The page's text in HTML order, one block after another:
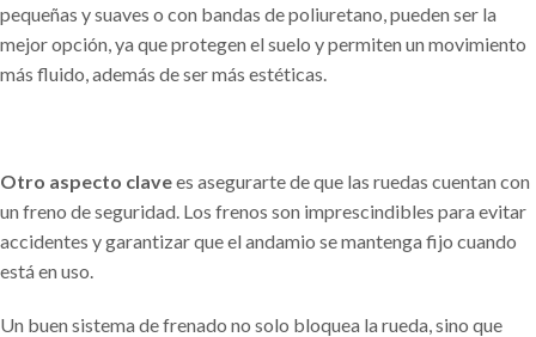
pequeñas y suaves o con bandas de poliuretano, pueden ser la
mejor opción, ya que protegen el suelo y permiten un movimiento
más fluido, además de ser más estéticas.
Otro aspecto clavees asegurarte de que las ruedas cuentan con
un freno de seguridad. Los frenos son imprescindibles para evitar
accidentes y garantizar que el andamio se mantenga fijo cuando
está en uso.
Un buen sistema de frenado no solo bloquea la rueda, sino que